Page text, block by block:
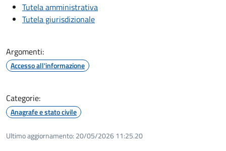
Tutela amministrativa
Tutela giurisdizionale
Argomenti:
Accesso all'informazione
Categorie:
Anagrafe e stato civile
Ultimo aggiornamento: 20/05/2026 11:25.20